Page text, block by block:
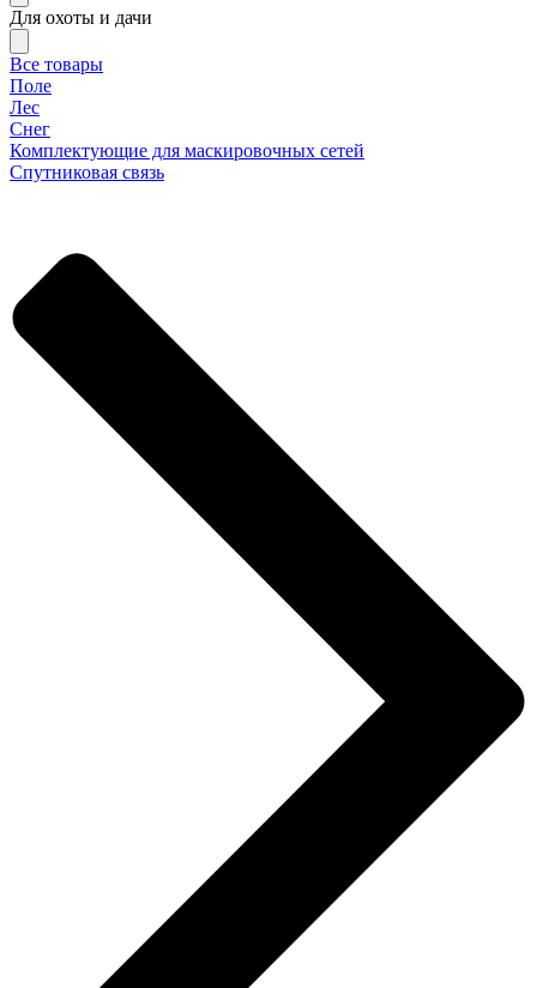
Для охоты и дачи
Все товары
Поле
Лес
Снег
Комплектующие для маскировочных сетей
Спутниковая связь